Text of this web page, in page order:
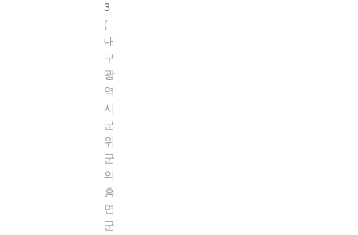
3
대
구
광
역
시
군
위
군
의
흥
면
군